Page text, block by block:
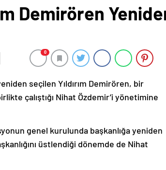
Demirören
0
seçilen Yıldırım Demirören, bir
çalıştığı Nihat Özdemir’i yönetimine
genel kurulunda başkanlığa yeniden
üstlendiği dönemde de Nihat